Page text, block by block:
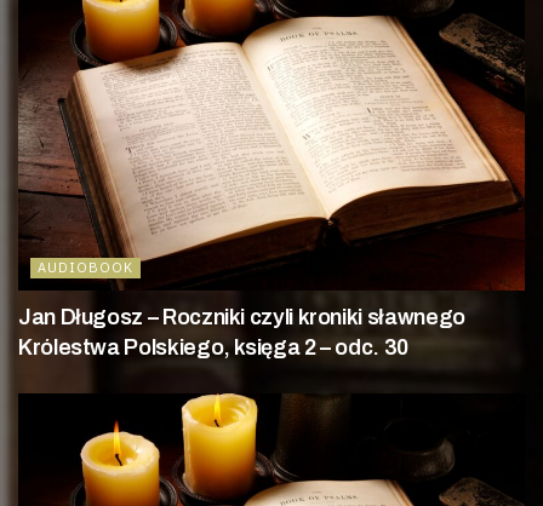
AUDIOBOOK
Jan Długosz – Roczniki czyli kroniki sławnego
Królestwa Polskiego, księga 2 – odc. 30